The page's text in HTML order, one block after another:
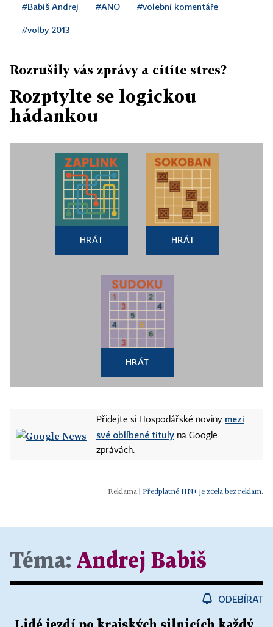
#Babiš Andrej #ANO #volební komentáře
#volby 2013
Rozrušily vás zprávy a cítíte stres?
Rozptylte se logickou
hádankou
HRÁT HRÁT
HRÁT
Přidejte si Hospodářské noviny mezi
své oblíbené tituly na Google
zprávách.
Předplatné HN+ je zcela bez reklam.
Téma: Andrej Babiš
ODEBÍRAT